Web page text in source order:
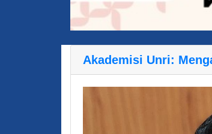
Akademisi Unri: